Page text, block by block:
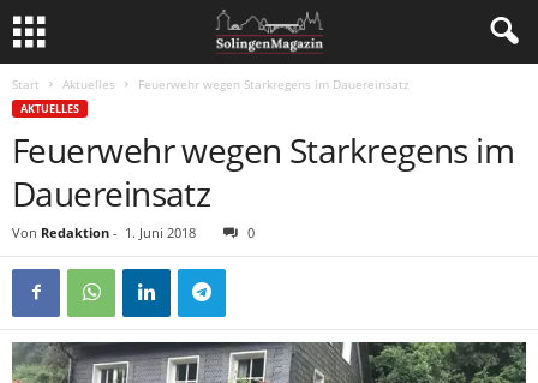
Start Aktuelles Feuerwehr wegen Starkregens im Dauereinsatz
AKTUELLES
Feuerwehr wegen Starkregens im
Dauereinsatz
Von Redaktion - 1. Juni 2018 0